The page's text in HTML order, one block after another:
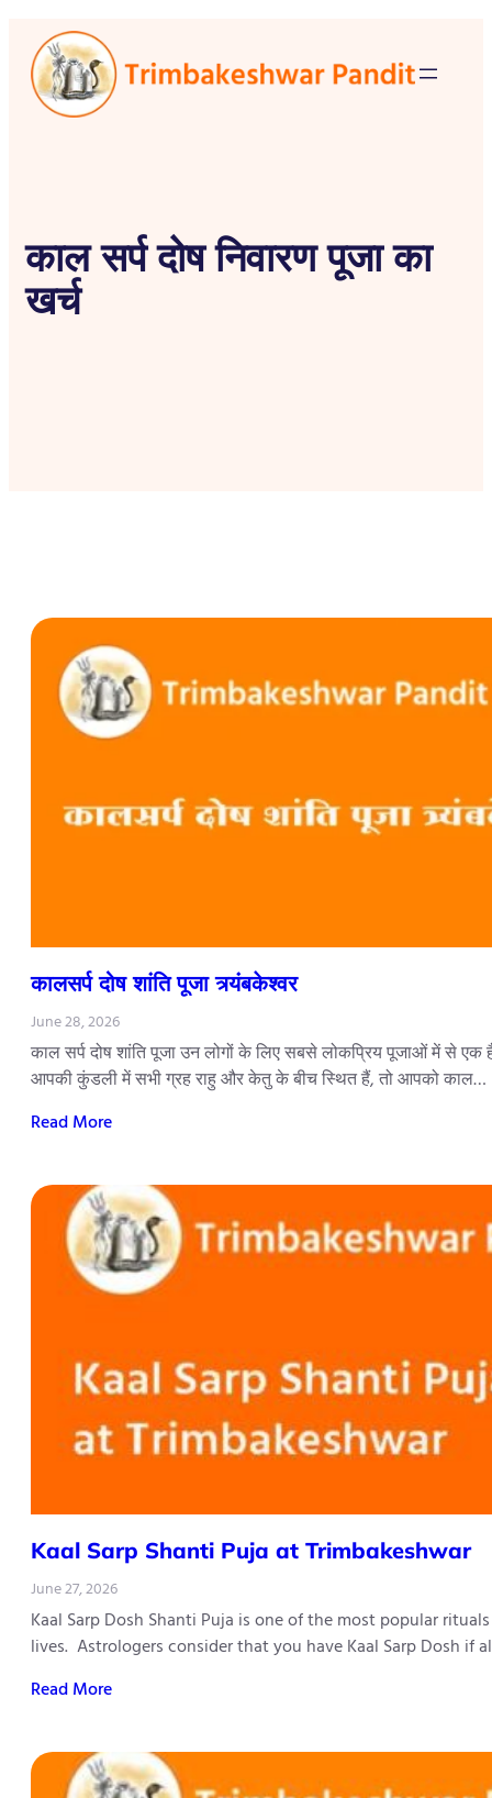
काल सर्प दोष निवारण पूजा का
खर्च
कालसर्प दोष शांति पूजा त्र्यंबकेश्वर
June 28, 2026
काल सर्प दोष शांति पूजा उन लोगों के लिए सबसे लोकप्रिय पूजाओं में से एक
आपकी कुंडली में सभी ग्रह राहु और केतु के बीच स्थित हैं, तो आपको काल…
Read More
Kaal Sarp Shanti Puja at Trimbakeshwar
June 27, 2026
Kaal Sarp Dosh Shanti Puja is one of the most popular
lives. Astrologers consider that you have Kaal Sarp Dosh
Read More